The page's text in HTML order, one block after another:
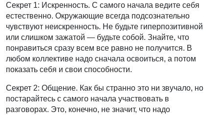
Секрет 1: Искренность. С самого начала ведите себя
естественно. Окружающие всегда подсознательно
чувствуют неискренность. Не будьте гиперпозитивной
или слишком зажатой — будьте собой. Знайте, что
понравиться сразу всем все равно не получится. В
любом коллективе надо сначала освоиться, а потом
показать себя и свои способности.
Секрет 2: Общение. Как бы странно это ни звучало, но
постарайтесь с самого начала участвовать в
разговорах. Это, конечно, не значит, что надо